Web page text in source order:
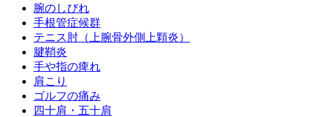
腕のしびれ
手根管症候群
テニス肘（上腕骨外側上顆炎）
腱鞘炎
手や指の痺れ
肩こり
ゴルフの痛み
四十肩・五十肩